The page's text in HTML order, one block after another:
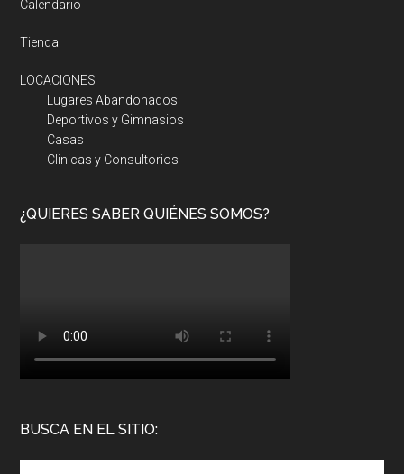
Calendario
Tienda
LOCACIONES
Lugares Abandonados
Deportivos y Gimnasios
Casas
Clinicas y Consultorios
¿QUIERES SABER QUIÉNES SOMOS?
BUSCA EN EL SITIO: